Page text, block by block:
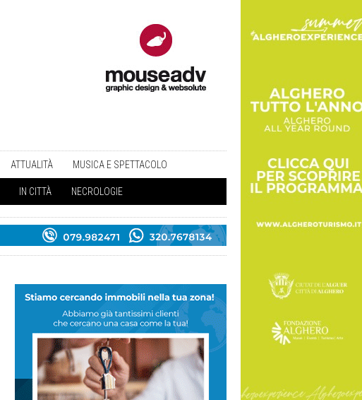
ATTUALITÀ MUSICA E SPETTACOLO
IN CITTÀ NECROLOGIE